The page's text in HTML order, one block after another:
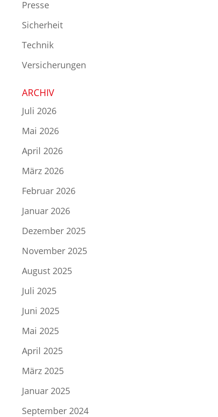
Presse
Sicherheit
Technik
Versicherungen
ARCHIV
Juli 2026
Mai 2026
April 2026
März 2026
Februar 2026
Januar 2026
Dezember 2025
November 2025
August 2025
Juli 2025
Juni 2025
Mai 2025
April 2025
März 2025
Januar 2025
September 2024